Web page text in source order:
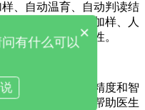
、自动温育、自动判读结
效地避免了手工加样、人
的准确性和重复性。
测仪同样具备高精度和智
准确的检测，并帮助医生
×
有什么可以